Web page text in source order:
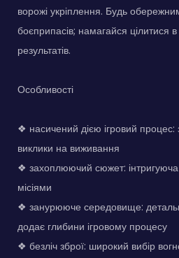
ворожі укріплення. Будь
боєприпасів; намагайся цілитися
результатів.
Особливості
❖ насичений дією ігровий процес:
виклики на виживання
❖ захоплюючий сюжет: інтригуюча
місіями
❖ занурююче середовище:
додає глибини ігровому процесу
❖ безліч зброї: широкий вибір